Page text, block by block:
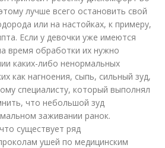
лучше всего остановить свой
или на настойках, к примеру,
Если у девочки уже имеются
время обработки их нужно
каких-либо ненормальных
как нагноения, сыпь, сильный зуд,
специалисту, который выполнял
что небольшой зуд
заживании ранок.
существует ряд
ушей по медицинским